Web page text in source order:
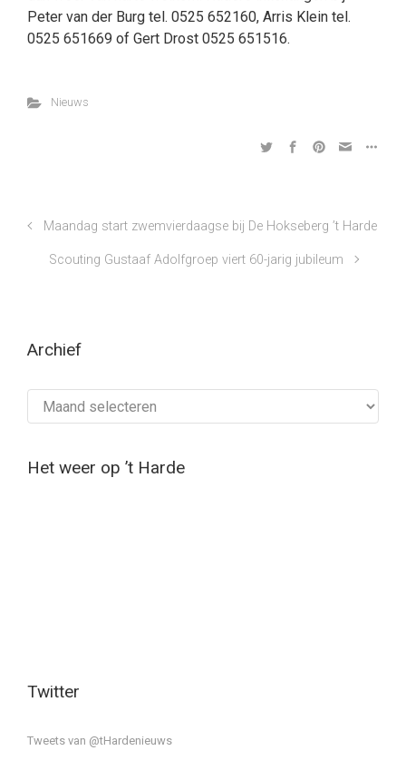
Peter van der Burg tel. 0525 652160, Arris Klein tel.
0525 651669 of Gert Drost 0525 651516.
Nieuws
Maandag start zwemvierdaagse bij De Hokseberg ’t Harde
Scouting Gustaaf Adolfgroep viert 60-jarig jubileum
Archief
Het weer op ’t Harde
Twitter
Tweets van @tHardenieuws